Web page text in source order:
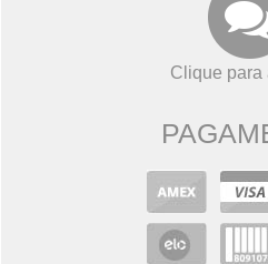
Clique para